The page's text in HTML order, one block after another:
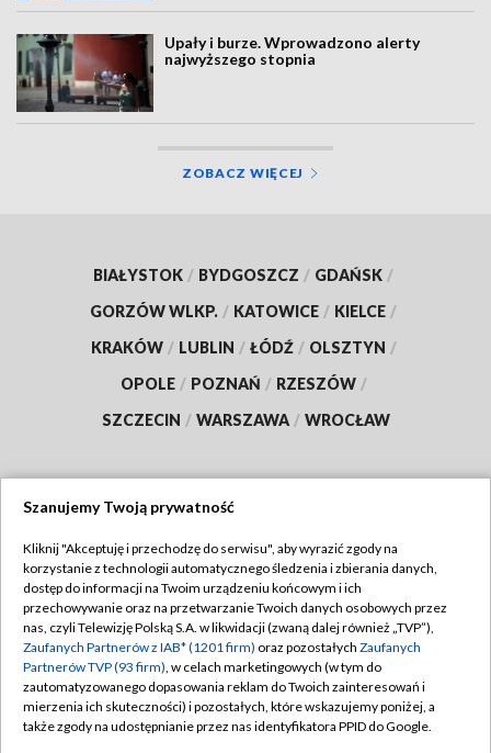
Upały i burze. Wprowadzono alerty
najwyższego stopnia
ZOBACZ WIĘCEJ
BIAŁYSTOK / BYDGOSZCZ / GDAŃSK /
GORZÓW WLKP. / KATOWICE / KIELCE /
KRAKÓW / LUBLIN / ŁÓDŹ / OLSZTYN /
OPOLE / POZNAŃ / RZESZÓW /
SZCZECIN / WARSZAWA / WROCŁAW
TVP
Abonament TVP
Emisja w TVP
Centrum informacji TVP
Naziemna Telewizja Cyfrowa
Regulamin TVP
Polityka prywatności
Moje zgody
Pomoc
Szanujemy Twoją prywatność
Kliknij "Akceptuję i przechodzę do serwisu", aby wyrazić zgody na
korzystanie z technologii automatycznego śledzenia i zbierania danych,
dostęp do informacji na Twoim urządzeniu końcowym i ich
przechowywanie oraz na przetwarzanie Twoich danych osobowych przez
nas, czyli Telewizję Polską S.A. w likwidacji (zwaną dalej również „TVP”),
Zaufanych Partnerów z IAB* (1201 firm) oraz pozostałych Zaufanych
Partnerów TVP (93 firm), w celach marketingowych (w tym do
zautomatyzowanego dopasowania reklam do Twoich zainteresowań i
mierzenia ich skuteczności) i pozostałych, które wskazujemy poniżej, a
także zgody na udostępnianie przez nas identyfikatora PPID do Google.